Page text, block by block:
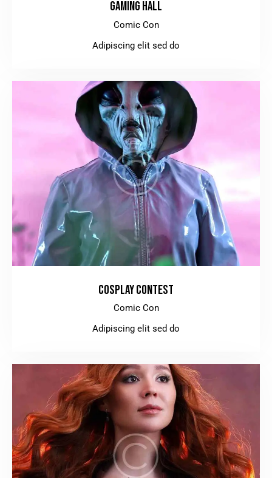
GAMING HALL
Comic Con
Adipiscing elit sed do
COSPLAY CONTEST
Comic Con
Adipiscing elit sed do